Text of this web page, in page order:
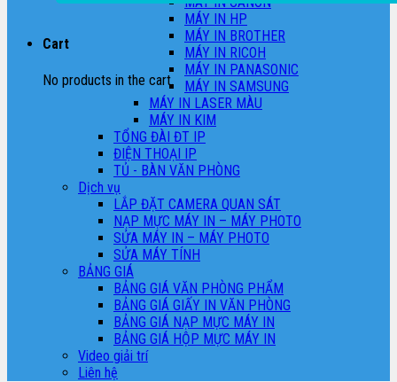
Cart
No products in the cart.
MÁY IN HP
MÁY IN BROTHER
MÁY IN RICOH
MÁY IN PANASONIC
MÁY IN SAMSUNG
MÁY IN LASER MÀU
MÁY IN KIM
TỔNG ĐÀI ĐT IP
ĐIỆN THOẠI IP
TỦ - BÀN VĂN PHÒNG
Dịch vụ
LẮP ĐẶT CAMERA QUAN SÁT
NẠP MỰC MÁY IN – MÁY PHOTO
SỬA MÁY IN – MÁY PHOTO
SỬA MÁY TÍNH
BẢNG GIÁ
BẢNG GIÁ VĂN PHÒNG PHẨM
BẢNG GIÁ GIẤY IN VĂN PHÒNG
BẢNG GIÁ NẠP MỰC MÁY IN
BẢNG GIÁ HỘP MỰC MÁY IN
Video giải trí
Liên hệ